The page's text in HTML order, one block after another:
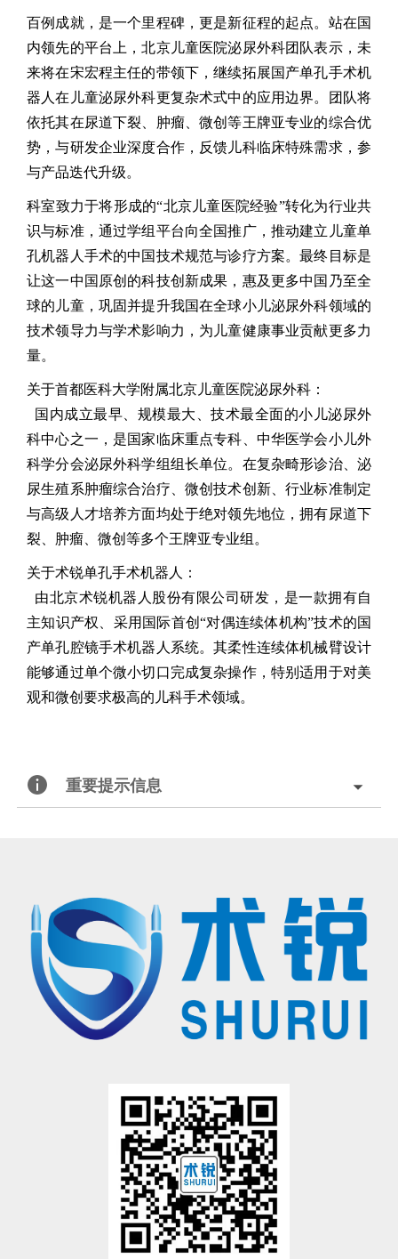
百例成就，是一个里程碑，更是新征程的起点。站在国
内领先的平台上，北京儿童医院泌尿外科团队表示，未
来将在宋宏程主任的带领下，继续拓展国产单孔手术机
器人在儿童泌尿外科更复杂术式中的应用边界。团队将
依托其在尿道下裂、肿瘤、微创等王牌亚专业的综合优
势，与研发企业深度合作，反馈儿科临床特殊需求，参
与产品迭代升级。
科室致力于将形成的“北京儿童医院经验”转化为行业共
识与标准，通过学组平台向全国推广，推动建立儿童单
孔机器人手术的中国技术规范与诊疗方案。最终目标是
让这一中国原创的科技创新成果，惠及更多中国乃至全
球的儿童，巩固并提升我国在全球小儿泌尿外科领域的
技术领导力与学术影响力，为儿童健康事业贡献更多力
量。
关于首都医科大学附属北京儿童医院泌尿外科：
国内成立最早、规模最大、技术最全面的小儿泌尿外
科中心之一，是国家临床重点专科、中华医学会小儿外
科学分会泌尿外科学组组长单位。在复杂畸形诊治、泌
尿生殖系肿瘤综合治疗、微创技术创新、行业标准制定
与高级人才培养方面均处于绝对领先地位，拥有尿道下
裂、肿瘤、微创等多个王牌亚专业组。
关于术锐单孔手术机器人：
由北京术锐机器人股份有限公司研发，是一款拥有自
主知识产权、采用国际首创 “对偶连续体机构”技术的国
产单孔腔镜手术机器人系统。其柔性连续体机械臂设计
能够通过单个微小切口完成复杂操作，特别适用于对美
观和微创要求极高的儿科手术领域。
重要提示信息
的手术操作，请联系北京术锐 机器人股份 有限公司，参加术锐的官方培训计划。患者若想参加术锐 机器人的
注册临床试验，请联系术锐官方合作医院，咨询医生，以确定是否适合术锐®机器人的手术。医生和患者应仔
细了解有关术锐®机器人执行手术及其可能风险的所有信息。
、SHURUI®等是北京术锐机器人股份 有限公司所拥有的注册商标，未经许可，不得使用。